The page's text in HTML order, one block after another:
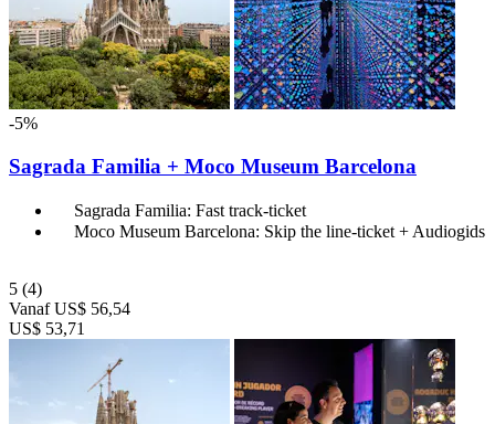
-5%
Sagrada Familia + Moco Museum Barcelona
Sagrada Familia: Fast track-ticket
Moco Museum Barcelona: Skip the line-ticket + Audiogids
5 (4)
Vanaf US$ 56,54
US$ 53,71